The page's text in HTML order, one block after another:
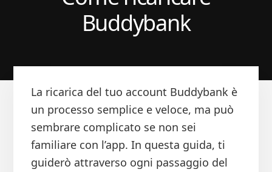
Buddybank
La ricarica del tuo account Buddybank è
un processo semplice e veloce, ma può
sembrare complicato se non sei
familiare con l’app. In questa guida, ti
guiderò attraverso ogni passaggio del